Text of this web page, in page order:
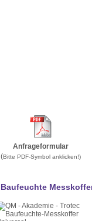
Anfrageformular
(Bitte PDF-Symbol anklicken!)